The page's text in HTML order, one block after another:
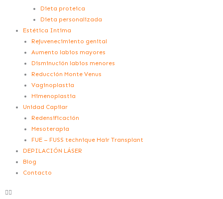
Dieta proteica
Dieta personalizada
Estética Intima
Rejuvenecimiento genital
Aumento labios mayores
Disminución labios menores
Reducción Monte Venus
Vaginoplastia
Himenoplastia
Unidad Capilar
Redensificación
Mesoterapia
FUE – FUSS technique Hair Transplant
DEPILACIÓN LÁSER
Blog
Contacto